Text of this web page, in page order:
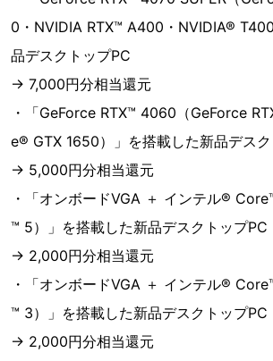
0・NVIDIA RTX™ A400・NVIDIA®
品デスクトップPC
→ 7,000円分相当還元
・「GeForce RTX™ 4060（GeForce
e® GTX 1650）」を搭載した新品デス
→ 5,000円分相当還元
・「オンボードVGA ＋ インテル®
™ 5）」を搭載した新品デスクトップPC
→ 2,000円分相当還元
・「オンボードVGA ＋ インテル®
™ 3）」を搭載した新品デスクトップPC
→ 2,000円分相当還元